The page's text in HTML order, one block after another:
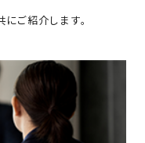
ご紹介します。